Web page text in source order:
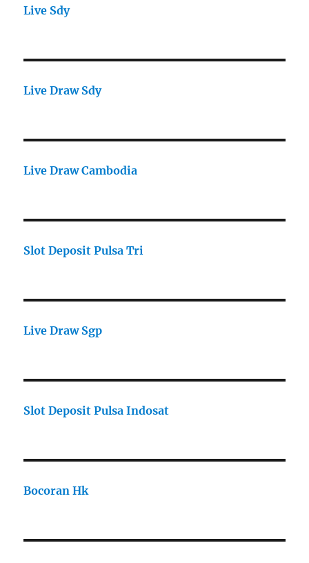
Live Sdy
Live Draw Sdy
Live Draw Cambodia
Slot Deposit Pulsa Tri
Live Draw Sgp
Slot Deposit Pulsa Indosat
Bocoran Hk